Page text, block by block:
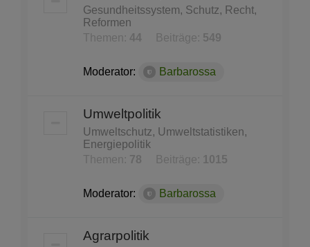
Gesundheitssystem, Schutz, Recht,
Reformen
Themen: 44 Beiträge: 549
Moderator: Barbarossa
Umweltpolitik
Umweltschutz, Umweltstatistiken,
Energiepolitik
Themen: 78 Beiträge: 1015
Moderator: Barbarossa
Agrarpolitik